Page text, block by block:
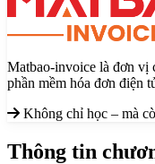
Matbao-invoice là đơn vị
phần mềm hóa đơn điện
Không chỉ học – mà
Thông tin